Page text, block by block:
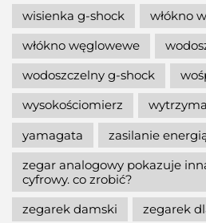
wisienka g-shock
włókno
włókno węglowewe
wodoszczelny g-shock
wysokościomierz
yamagata
zasilanie
zegar analogowy pokazuje
cyfrowy. co zrobić?
zegarek damski
zegarek